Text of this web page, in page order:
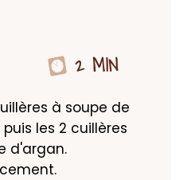
2 MIN
à soupe de
les 2 cuillères
d'argan.